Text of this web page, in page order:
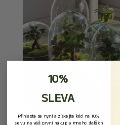
10%
SLEVA
Přihlaste se nyní a získejte kód na 10%
slevu na váš první nákup a mnoho dalších